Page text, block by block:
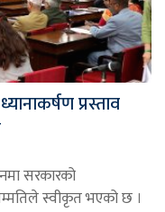
प्रस्ताव
सरकारको
स्वीकृत भएको छ ।